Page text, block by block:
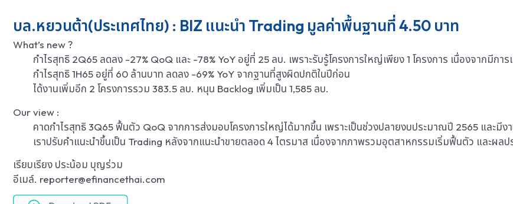
บล.หยวนต้า(ประเทศไทย) : BIZ แนะนำ Trading มูลค่าพื้นฐานที่ 4.50 บาท
What’s new ?
กำไรสุทธิ 2Q65 ลดลง -27% QoQ และ -78% YoY อยู่ที่ 25 ลบ. เพราะรับรู้โครงการใหญ่เพียง 1 โครงการ เนื่องจากมีการ
กำไรสุทธิ 1H65 อยู่ที่ 60 ล้านบาท ลดลง -69% YoY จากฐานที่สูงผิดปกติในปีก่อน
ได้งานเพิ่มอีก 2 โครงการรวม 383.5 ลบ. หนุน Backlog เพิ่มเป็น 1,585 ลบ.
Our view :
คาดกำไรสุทธิ 3Q65 ฟื้นตัว QoQ จากการส่งมอบโครงการใหญ่ได้มากขึ้น เพราะเป็นช่วงปลายงบประมาณปี 2565 และมีง
เราปรับคำแนะนำขึ้นเป็น Trading หลังจากแนะนำขายตลอด 4 ไตรมาส เนื่องจากภาพรวมอุตสาหกรรมเริ่มฟื้นตัว และผลป
เรียบเรียง ประน้อม บุญร่วม
อีเมล์. reporter@efinancethai.com